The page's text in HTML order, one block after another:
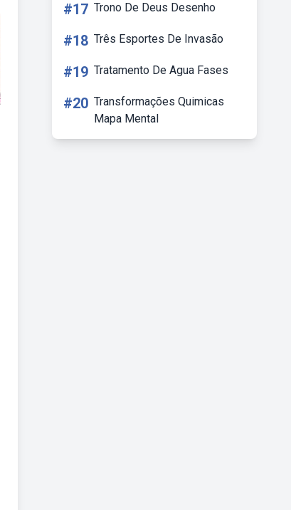
#17 Trono De Deus Desenho
#18 Três Esportes De Invasão
#19 Tratamento De Agua Fases
#20 Transformações Quimicas
Mapa Mental